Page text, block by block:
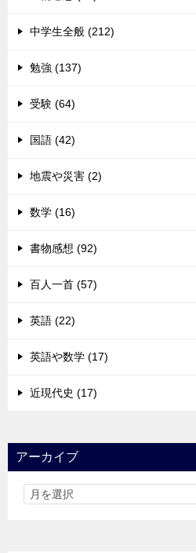
中学生全般 (212)
勉強 (137)
受験 (64)
国語 (42)
地震や災害 (2)
数学 (16)
書物感想 (92)
百人一首 (57)
英語 (22)
英語や数学 (17)
近現代史 (17)
アーカイブ